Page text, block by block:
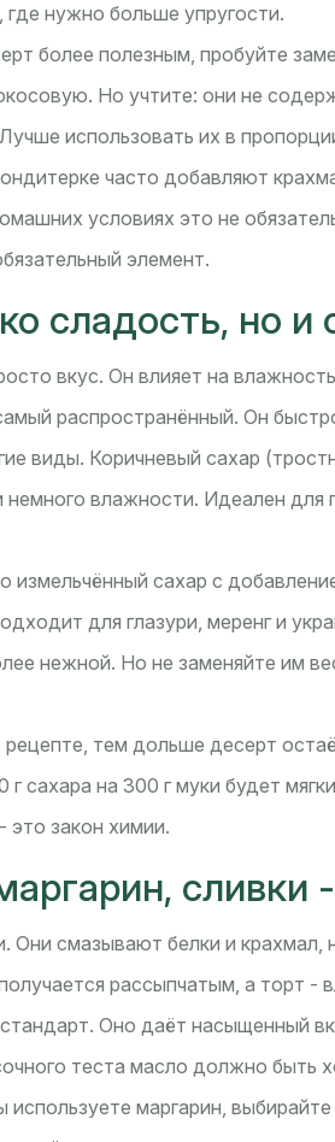
где нужно больше упругости.
более полезным, пробуйте
Но учтите: они не
использовать их в
часто добавляют
условиях это не
элемент.
сладость, но и
вкус. Он влияет на
распространённый. Он
виды. Коричневый сахар
влажности. Идеален для
измельчённый сахар с
для глазури, меренг и
нежной. Но не заменяйте им
тем дольше десерт
г сахара на 300 г муки будет
это закон химии.
сливки
смазывают белки и крахмал,
рассыпчатым, а торт -
Оно даёт насыщенный
теста масло должно быть
маргарин,